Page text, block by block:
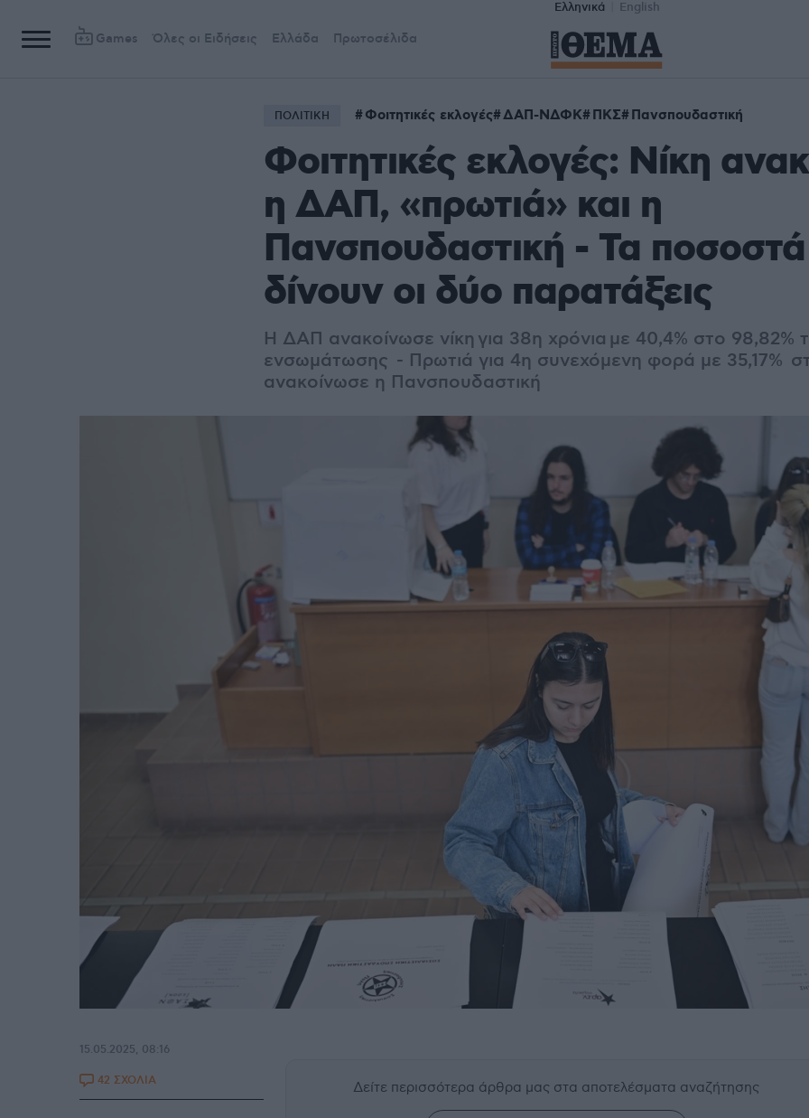
Ελληνικά English
Games Όλες οι Ειδήσεις Ελλάδα Πρωτοσέλιδα
ΠΟΛΙΤΙΚΗ Φοιτητικές εκλογές ΔΑΠ-ΝΔΦΚ ΠΚΣ Πανσπουδαστική
Φοιτητικές εκλογές: Νίκη
η ΔΑΠ, «πρωτιά» και η
Πανσπουδαστική - Τα
δίνουν οι δύο παρατάξεις
Η ΔΑΠ ανακοίνωσε νίκη για 38η χρόνια με 40,4% στο 98,82%
ενσωμάτωσης - Πρωτιά για 4η συνεχόμενη φορά με 35,17%
ανακοίνωσε η Πανσπουδαστική
Δείτε περισσότερα άρθρα μας στα αποτελέσματα αναζήτησης
15.05.2025, 08:16
42 ΣΧΟΛΙΑ